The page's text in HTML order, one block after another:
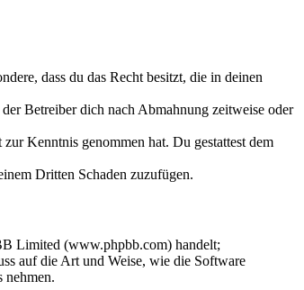
dass du das Recht besitzt, die in deinen
Betreiber dich nach Abmahnung zeitweise oder
Kenntnis genommen hat. Du gestattest dem
Dritten Schaden zuzufügen.
Limited (www.phpbb.com) handelt;
auf die Art und Weise, wie die Software
nehmen.